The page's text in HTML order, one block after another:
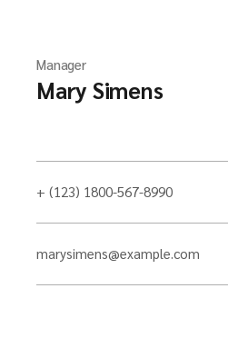
Manager
Mary Simens
+ (123) 1800-567-8990
marysimens@example.com